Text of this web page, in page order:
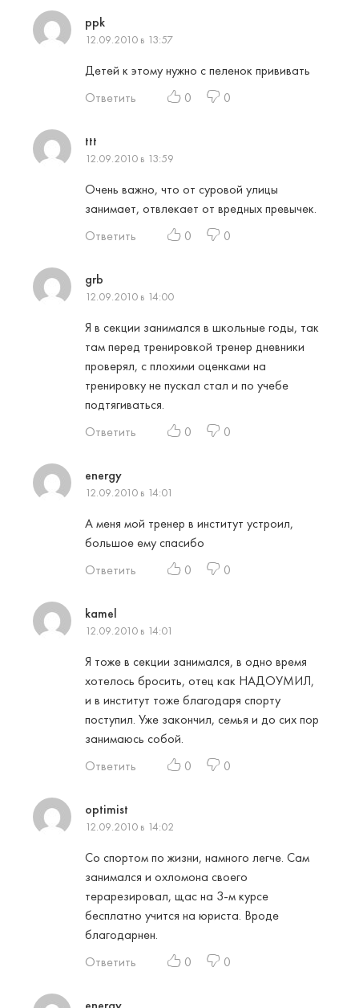
ppk
12.09.2010 в 13:57
Детей к этому нужно с пеленок прививать
Ответить
0 0
ttt
12.09.2010 в 13:59
Очень важно, что от суровой улицы
занимает, отвлекает от вредных превычек.
Ответить
0 0
grb
12.09.2010 в 14:00
Я в секции занимался в школьные годы, так
там перед тренировкой тренер дневники
проверял, с плохими оценками на
тренировку не пускал стал и по учебе
подтягиваться.
Ответить
0 0
energy
12.09.2010 в 14:01
А меня мой тренер в институт устроил,
большое ему спасибо
Ответить
0 0
kamel
12.09.2010 в 14:01
Я тоже в секции занимался, в одно время
хотелось бросить, отец как НАДОУМИЛ,
и в институт тоже благодаря спорту
поступил. Уже закончил, семья и до сих пор
занимаюсь собой.
Ответить
0 0
optimist
12.09.2010 в 14:02
Со спортом по жизни, намного легче. Сам
занимался и охломона своего
терарезировал, щас на 3-м курсе
бесплатно учится на юриста. Вроде
благодарнен.
Ответить
0 0